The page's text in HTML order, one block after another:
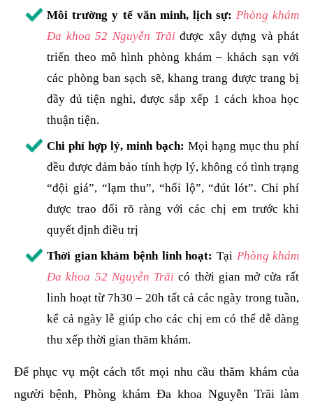
Môi trường y tế văn minh, lịch sự: Phòng khám
Đa khoa 52 Nguyễn Trãi được xây dựng và phát
triển theo mô hình phòng khám – khách sạn với
các phòng ban sạch sẽ, khang trang được trang bị
đầy đủ tiện nghi, được sắp xếp 1 cách khoa học
thuận tiện.
Chi phí hợp lý, minh bạch: Mọi hạng mục thu phí
đều được đảm bảo tính hợp lý, không có tình trạng
“đội giá”, “lạm thu”, “hối lộ”, “đút lót”. Chi phí
được trao đổi rõ ràng với các chị em trước khi
quyết định điều trị
Thời gian khám bệnh linh hoạt:Tại Phòng khám
Đa khoa 52 Nguyễn Trãi có thời gian mở cửa rất
linh hoạt từ 7h30 – 20h tất cả các ngày trong tuần,
kể cả ngày lễ giúp cho các chị em có thể dễ dàng
thu xếp thời gian thăm khám.
Để phục vụ một cách tốt mọi nhu cầu thăm khám của
người bệnh, Phòng khám Đa khoa Nguyễn Trãi làm